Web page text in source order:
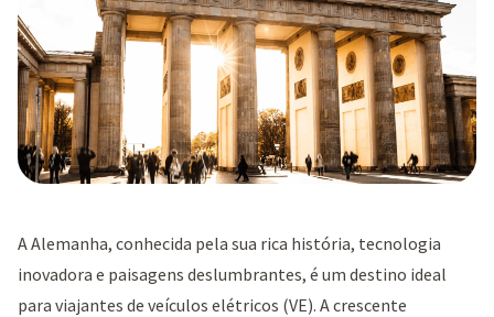
A Alemanha, conhecida pela sua rica história, tecnologia
inovadora e paisagens deslumbrantes, é um destino ideal
para viajantes de veículos elétricos (VE). A crescente